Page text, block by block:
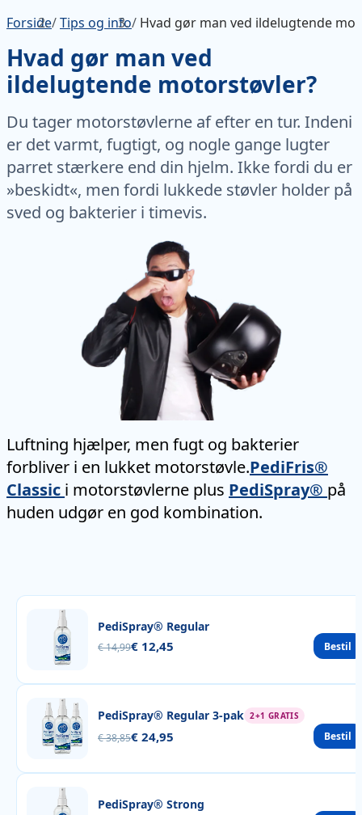
Forside/Tips og info/ Hvad gør man ved ildelugtende
Hvad gør man ved
ildelugtende motorstøvler?
Du tager motorstøvlerne af efter en tur. Indeni
er det varmt, fugtigt, og nogle gange lugter
parret stærkere end din hjelm. Ikke fordi du er
»beskidt«, men fordi lukkede støvler holder på
sved og bakterier i timevis.
Luftning hjælper, men fugt og bakterier
forbliver i en lukket motorstøvle.PediFris®
Classic i motorstøvlerne plus PediSpray® på
huden udgør en god kombination.
PediSpray® Regular
€ 14,99€ 12,45 Bestil
PediSpray® Regular 3-pak 2+1 GRATIS
€ 38,85€ 24,95 Bestil
PediSpray® Strong